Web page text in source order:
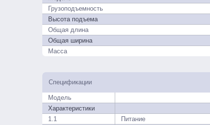
Грузоподъемность
Высота подъема
Общая длина
Общая ширина
Масса
Спецификации
Модель
Характеристики
1.1
Питание